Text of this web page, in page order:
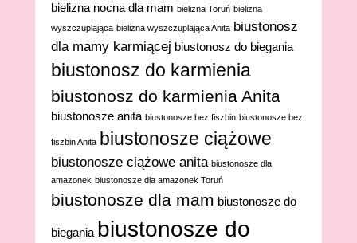
bielizna nocna dla mam bielizna Toruń bielizna
wyszczuplająca bielizna wyszczuplająca Anita biustonosz
dla mamy karmiącej biustonosz do biegania
biustonosz do karmienia
biustonosz do karmienia Anita
biustonosze anita biustonosze bez fiszbin biustonosze bez
fiszbin Anita biustonosze ciążowe
biustonosze ciążowe anita biustonosze dla
amazonek biustonosze dla amazonek Toruń
biustonosze dla mam biustonosze do
biegania biustonosze do